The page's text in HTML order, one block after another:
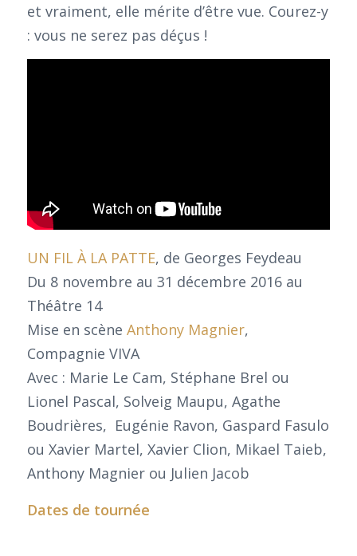
et vraiment, elle mérite d’être vue. Courez-y
: vous ne serez pas déçus !
UN FIL À LA PATTE, de Georges Feydeau
Du 8 novembre au 31 décembre 2016 au
Théâtre 14
Mise en scène Anthony Magnier,
Compagnie VIVA
Avec : Marie Le Cam, Stéphane Brel ou
Lionel Pascal, Solveig Maupu, Agathe
Boudrières, Eugénie Ravon, Gaspard Fasulo
ou Xavier Martel, Xavier Clion, Mikael Taieb,
Anthony Magnier ou Julien Jacob
Dates de tournée